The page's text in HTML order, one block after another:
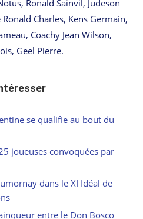
Ronald Sainvil, Judeson
Ronald Charles, Kens Germain,
Coachy Jean Wilson,
Geel Pierre.
se qualifie au bout du
joueuses convoquées par
dans le XI Idéal de
entre le Don Bosco